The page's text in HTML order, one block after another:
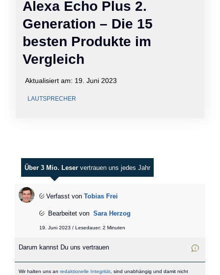
Alexa Echo Plus 2.
Generation – Die 15
besten Produkte im
Vergleich
Aktualisiert am: 19. Juni 2023
LAUTSPRECHER
Über 3 Mio. Leser vertrauen uns jedes Jahr
Verfasst von Tobias Frei
Bearbeitet von Sara Herzog
19. Juni 2023 / Lesedauer: 2 Minuten
Darum kannst Du uns vertrauen
Wir halten uns an redaktionelle Integrität, sind unabhängig und damit nicht